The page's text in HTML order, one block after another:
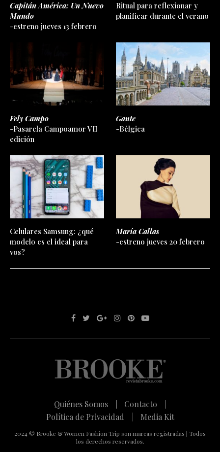
Capitán América: Un Nuevo
Mundo
-estreno jueves 13 febrero
Ritual para reflexionar y
planificar durante el verano
Fely Campo
-Pasarela Campoamor VII
edición
Gante
-Bélgica
Celulares Samsung: ¿qué
modelo es el ideal para
vos?
María Callas
-estreno jueves 20 febrero
Quiénes Somos |
Contacto |
Política de Privacidad |
Media Kit
2024 © Brooke & Women Fashion Trip son marcas registradas | Todos
los derechos reservados.